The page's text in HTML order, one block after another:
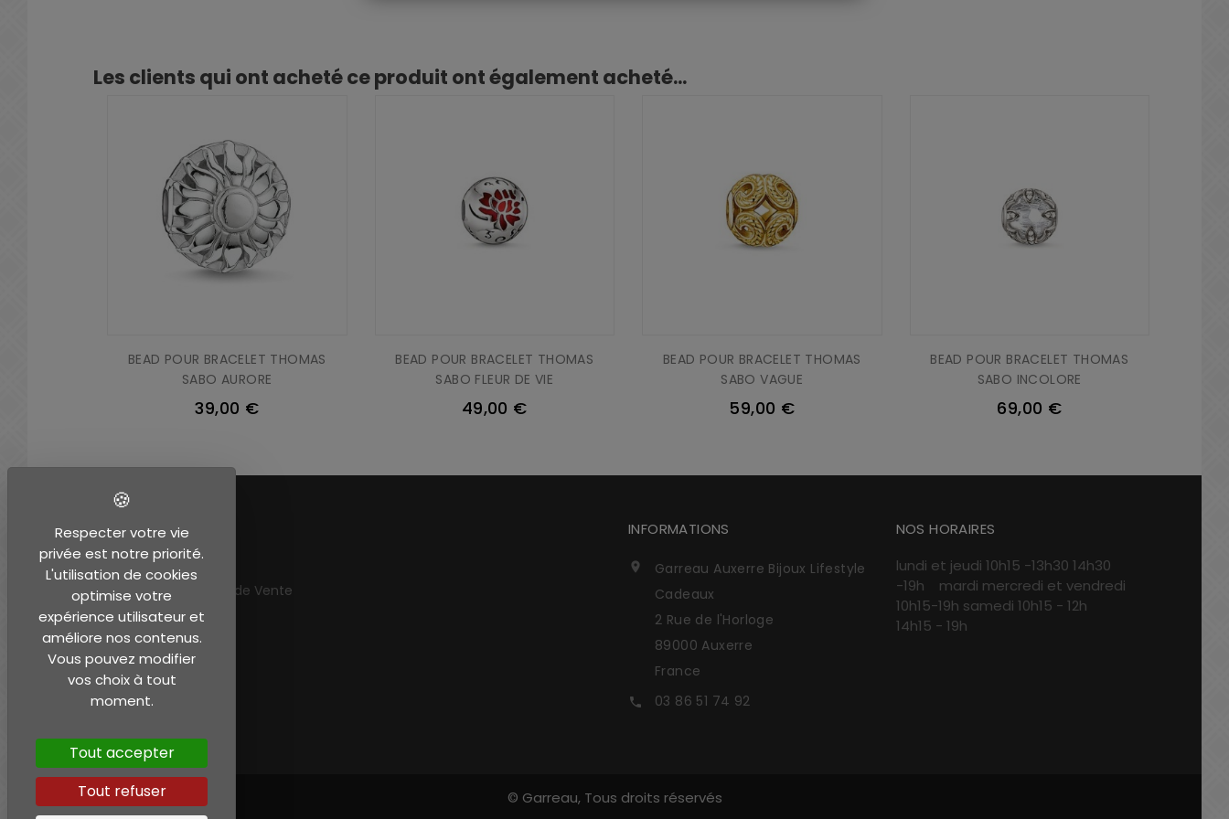
Les clients qui ont acheté ce produit ont également acheté...
BEAD POUR BRACELET THOMAS
SABO AURORE
39,00 €
BEAD POUR BRACELET THOMAS
SABO FLEUR DE VIE
49,00 €
BEAD POUR BRACELET THOMAS
SABO VAGUE
59,00 €
BEAD POUR BRACELET THOMAS
SABO INCOLORE
69,00 €
EN SAVOIR PLUS
Mentions légales
Conditions Générales de Vente
Mon compte
INFORMATIONS

Garreau Auxerre Bijoux Lifestyle
Cadeaux
2 Rue de l'Horloge
89000 Auxerre
France
 03 86 51 74 92
NOS HORAIRES
lundi et jeudi 10h15 -13h30 14h30
-19h mardi mercredi et vendredi
10h15-19h samedi 10h15 - 12h
14h15 - 19h
© Garreau, Tous droits réservés
Respecter votre vie
privée est notre priorité.
L'utilisation de cookies
optimise votre
expérience utilisateur et
améliore nos contenus.
Vous pouvez modifier
vos choix à tout
moment.
Tout accepter
Tout refuser